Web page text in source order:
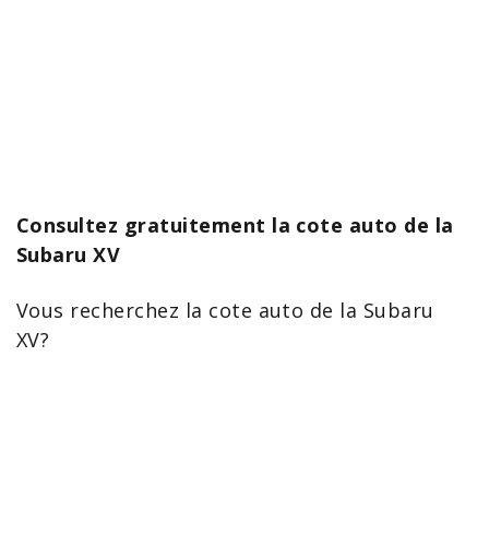
Consultez gratuitement la cote auto de la
Subaru XV
Vous recherchez la cote auto de la Subaru
XV?